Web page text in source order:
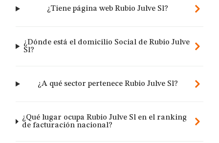
¿Tiene página web Rubio Julve Sl?
¿Dónde está el domicilio Social de Rubio Julve
Sl?
¿A qué sector pertenece Rubio Julve Sl?
¿Qué lugar ocupa Rubio Julve Sl en el ranking
de facturación nacional?